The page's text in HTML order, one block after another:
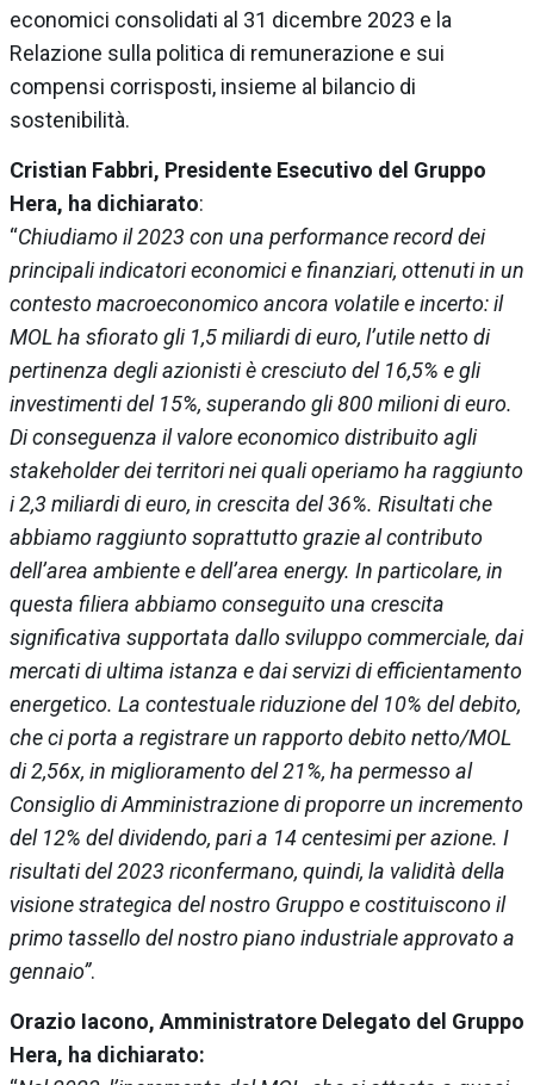
economici consolidati al 31 dicembre 2023 e la
Relazione sulla politica di remunerazione e sui
compensi corrisposti, insieme al bilancio di
sostenibilità.
Cristian Fabbri, Presidente Esecutivo del Gruppo
Hera, ha dichiarato:
“Chiudiamo il 2023 con una performance record dei
principali indicatori economici e finanziari, ottenuti in un
contesto macroeconomico ancora volatile e incerto: il
MOL ha sfiorato gli 1,5 miliardi di euro, l’utile netto di
pertinenza degli azionisti è cresciuto del 16,5% e gli
investimenti del 15%, superando gli 800 milioni di euro.
Di conseguenza il valore economico distribuito agli
stakeholder dei territori nei quali operiamo ha raggiunto
i 2,3 miliardi di euro, in crescita del 36%. Risultati che
abbiamo raggiunto soprattutto grazie al contributo
dell’area ambiente e dell’area energy. In particolare, in
questa filiera abbiamo conseguito una crescita
significativa supportata dallo sviluppo commerciale, dai
mercati di ultima istanza e dai servizi di efficientamento
energetico. La contestuale riduzione del 10% del debito,
che ci porta a registrare un rapporto debito netto/MOL
di 2,56x, in miglioramento del 21%, ha permesso al
Consiglio di Amministrazione di proporre un incremento
del 12% del dividendo, pari a 14 centesimi per azione. I
risultati del 2023 riconfermano, quindi, la validità della
visione strategica del nostro Gruppo e costituiscono il
primo tassello del nostro piano industriale approvato a
gennaio”.
Orazio Iacono, Amministratore Delegato del Gruppo
Hera, ha dichiarato: